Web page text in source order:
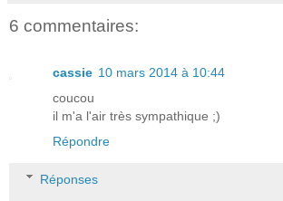
6 commentaires:
cassie 10 mars 2014 à 10:44
coucou
il m'a l'air très sympathique ;)
Répondre
Réponses